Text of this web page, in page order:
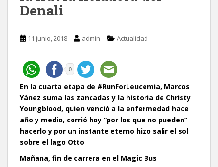
Denali
11 junio, 2018 admin Actualidad
0
En la cuarta etapa de #RunForLeucemia, Marcos
Yánez suma las zancadas y la historia de Christy
Youngblood, quien venció a la enfermedad hace
año y medio, corrió hoy “por los que no pueden”
hacerlo y por un instante eterno hizo salir el sol
sobre el lago Otto
Mañana, fin de carrera en el Magic Bus